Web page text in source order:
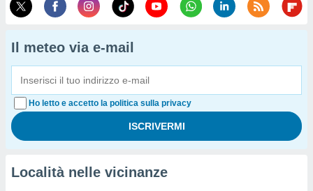
Il meteo via e-mail
Ho letto e accetto la politica sulla privacy
Località nelle vicinanze